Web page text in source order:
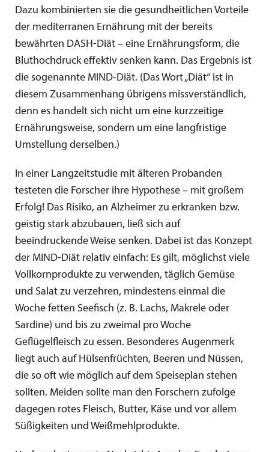
Dazu kombinierten sie die gesundheitlichen Vorteile
der mediterranen Ernährung mit der bereits
bewährten DASH-Diät – eine Ernährungsform, die
Bluthochdruck effektiv senken kann. Das Ergebnis ist
die sogenannte MIND-Diät. (Das Wort „Diät“ ist in
diesem Zusammenhang übrigens missverständlich,
denn es handelt sich nicht um eine kurzzeitige
Ernährungsweise, sondern um eine langfristige
Umstellung derselben.)
In einer Langzeitstudie mit älteren Probanden
testeten die Forscher ihre Hypothese – mit großem
Erfolg! Das Risiko, an Alzheimer zu erkranken bzw.
geistig stark abzubauen, ließ sich auf
beeindruckende Weise senken. Dabei ist das Konzept
der MIND-Diät relativ einfach: Es gilt, möglichst viele
Vollkornprodukte zu verwenden, täglich Gemüse
und Salat zu verzehren, mindestens einmal die
Woche fetten Seefisch (z. B. Lachs, Makrele oder
Sardine) und bis zu zweimal pro Woche
Geflügelfleisch zu essen. Besonderes Augenmerk
liegt auch auf Hülsenfrüchten, Beeren und Nüssen,
die so oft wie möglich auf dem Speiseplan stehen
sollten. Meiden sollte man den Forschern zufolge
dagegen rotes Fleisch, Butter, Käse und vor allem
Süßigkeiten und Weißmehlprodukte.